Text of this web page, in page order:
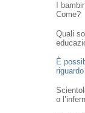
I
Come?
Quali
È
o